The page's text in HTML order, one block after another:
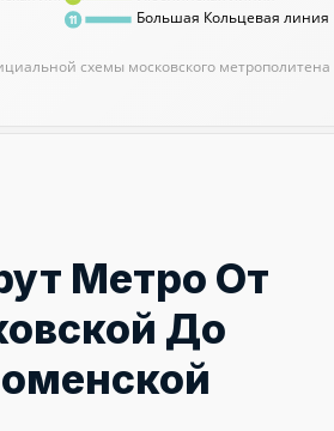
схемы московского метрополитена
Большая Кольцевая линия
11
Метро От
До